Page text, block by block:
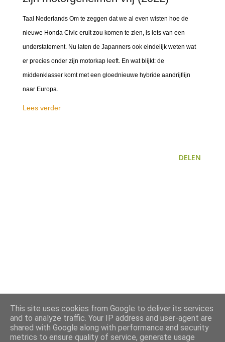
Taal Nederlands Om te zeggen dat we al even wisten hoe de
nieuwe Honda Civic eruit zou komen te zien, is iets van een
understatement. Nu laten de Japanners ook eindelijk weten wat
er precies onder zijn motorkap leeft. En wat blijkt: de
middenklasser komt met een gloednieuwe hybride aandrijflijn
naar Europa.
Lees verder
DELEN
This site uses cookies from Google to deliver its services
and to analyze traffic. Your IP address and user-agent are
shared with Google along with performance and security
metrics to ensure quality of service, generate usage